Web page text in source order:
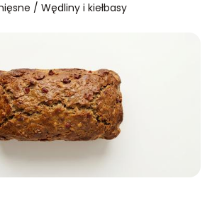
/ Wędliny i kiełbasy